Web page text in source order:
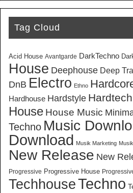
Tag Cloud
Acid House Avantgarde DarkTechno
House Deephouse Deep
DnB Electro Ethno
Hardhouse Hardstyle Hardtech
House House Music
Techno Music
Download Musik Marketing
New Release New
Progressive Progressive House
TechhouseTechno